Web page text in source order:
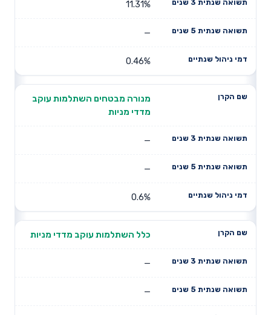
11.31%
—
0.46%
מנורה מבטחים השתלמות עוקב
מדדי מניות
—
—
0.6%
כלל השתלמות עוקב מדדי מניות
—
—